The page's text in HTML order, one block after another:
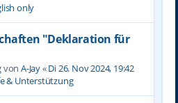
only
"Deklaration für
von A-Jay«Di 26. Nov 2024, 19:42
& Unterstützung